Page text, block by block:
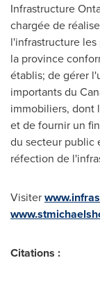
Infrastructure
chargée de
l'infrastructure
la province
établis; de gérer
importants du
immobiliers, dont
et de fournir un
du secteur public
réfection de
Visiter
Citations :